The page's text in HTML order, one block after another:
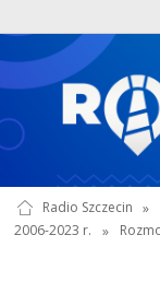
Radio Szczecin »
2006-2023 r.
»